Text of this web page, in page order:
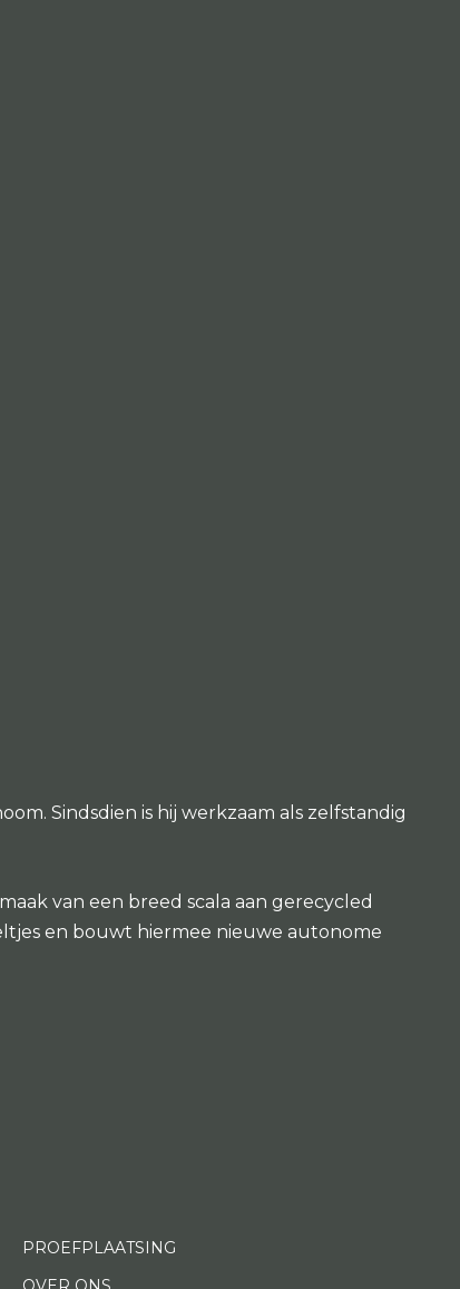
Sindsdien is hij werkzaam als zelfstandig
van een breed scala aan gerecycled
en bouwt hiermee nieuwe autonome
PROEFPLAATSING